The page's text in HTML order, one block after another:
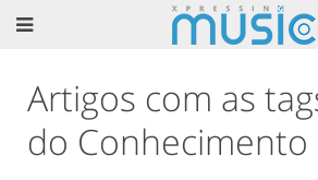
Artigos com as
do Conhecimento